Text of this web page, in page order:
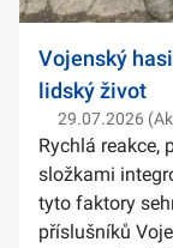
Vojenský
lidský život
29.07.2026
Rychlá reakce,
složkami
tyto faktory
příslušníků